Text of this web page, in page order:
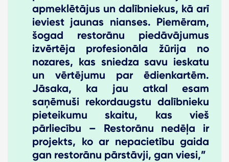
apmeklētājus un dalībniekus, kā arī
ieviest jaunas nianses. Piemēram,
šogad restorānu piedāvājumus
izvērtēja profesionāla žūrija no
nozares, kas sniedza savu ieskatu
un vērtējumu par ēdienkartēm.
Jāsaka, ka jau atkal esam
saņēmuši rekordaugstu dalībnieku
pieteikumu skaitu, kas vieš
pārliecību – Restorānu nedēļa ir
projekts, ko ar nepacietību gaida
gan restorānu pārstāvji, gan viesi,”